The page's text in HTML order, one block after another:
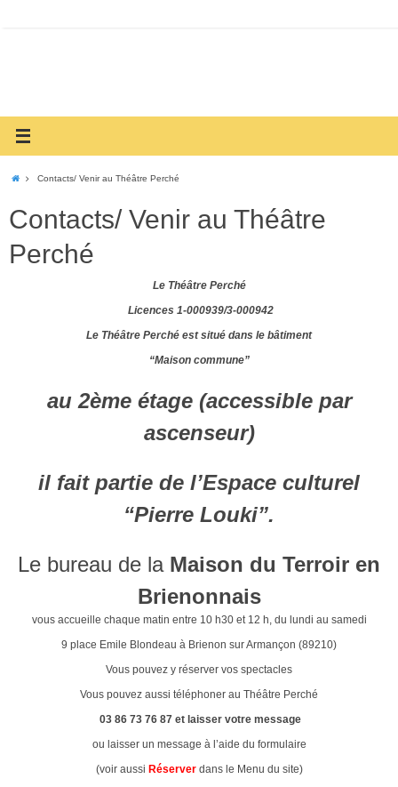
Contacts/ Venir au Théâtre Perché
Contacts/ Venir au Théâtre
Perché
Le Théâtre Perché
Licences 1-000939/3-000942
Le Théâtre Perché est situé dans le bâtiment
“Maison commune”
au 2ème étage (accessible par
ascenseur)
il fait partie de l’Espace culturel
“Pierre Louki”.
Le bureau de la Maison du Terroir en
Brienonnais
vous accueille chaque matin entre 10 h30 et 12 h, du lundi au samedi
9 place Emile Blondeau à Brienon sur Armançon (89210)
Vous pouvez y réserver vos spectacles
Vous pouvez aussi téléphoner au Théâtre Perché
03 86 73 76 87 et laisser votre message
ou laisser un message à l’aide du formulaire
(voir aussi Réserverdans le Menu du site)